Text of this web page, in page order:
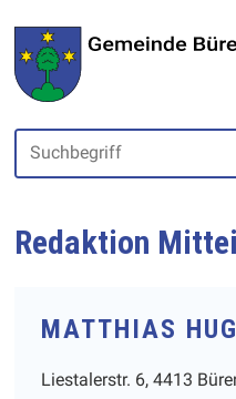
Navigieren in
Suchbegriff
Redaktion
MATTHIAS
Liestalerstr. 6, 4413